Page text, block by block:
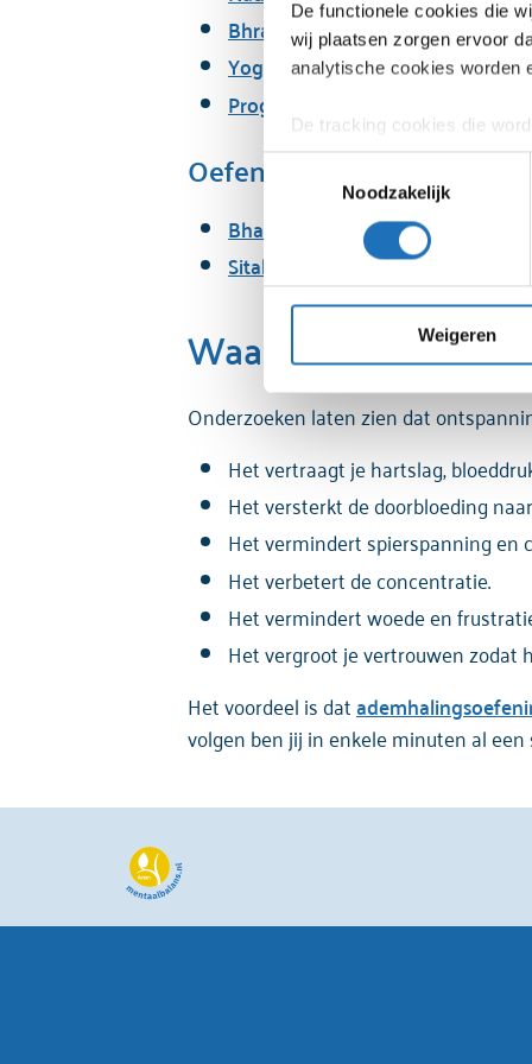
De functionele cookies die
wij plaatsen zorgen ervoor
analytische cookies worden
De tracking cookies die
interesses op te bouwen,
gebruikt voor het afspelen
accountinformatie) met 6
Je kunt je toestemming
Toestemmingsselectie
Noodzakelijk
Weigeren
Bhramari ademhalingsoefening
Yoga Nidra
Progressieve relaxatie
Oefeningen voor meer
Bhastrika ademhalingsoefening
Sitali ademhalingsoefening
Waarom
Onderzoeken laten zien dat
Het vertraagt je hartslag,
Het versterkt de doorbloeding
Het vermindert spierspanning en
Het verbetert de concentratie.
Het vermindert woede en
Het vergroot je vertrouwen zodat
Het voordeel is dat
volgen ben jij in enkele minuten al